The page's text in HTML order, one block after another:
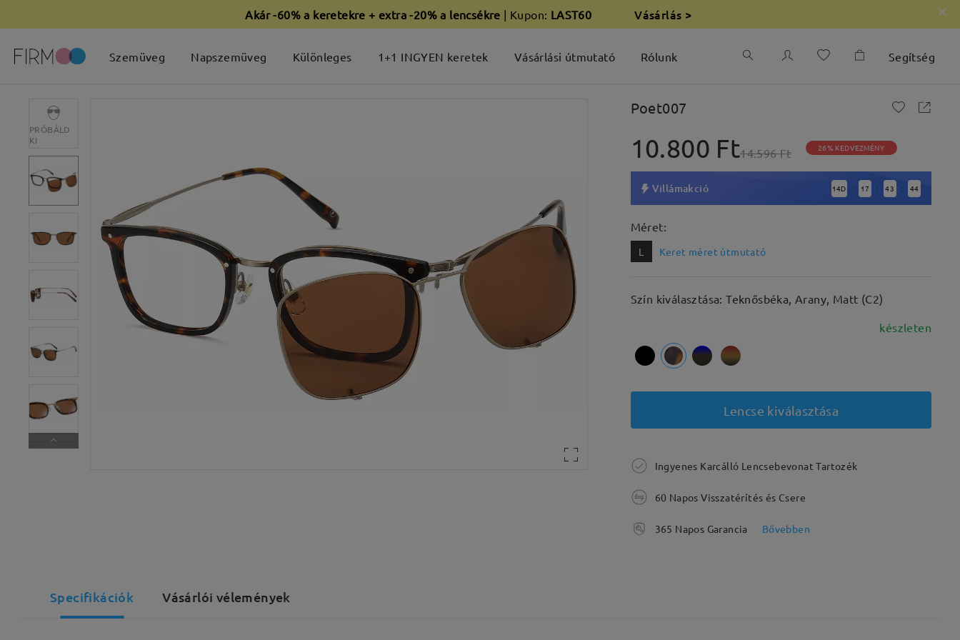
Akár -60% a keretekre + extra -20% a lencsékre | Kupon: LAST60 Vásárlás >
Szemüveg Napszemüveg Különleges 1+1 INGYEN keretek Vásárlási útmutató Rólunk Segítség
PRÓBÁLD
KI
Poet007
10.800 Ft14.596 Ft 26% KEDVEZMÉNY
Villámakció 14D : 17 : 43 : 43
Méret:
L Keret méret útmutató
Szín kiválasztása: Teknősbéka, Arany, Matt (C2)
készleten
Lencse kiválasztása
Ingyenes Karcálló Lencsebevonat Tartozék
60 Napos Visszatérítés és Csere
365 Napos Garancia Bővebben
Specifikációk Vásárlói vélemények